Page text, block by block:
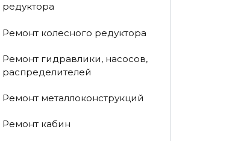
редуктора
Ремонт колесного редуктора
Ремонт гидравлики, насосов,
распределителей
Ремонт металлоконструкций
Ремонт кабин